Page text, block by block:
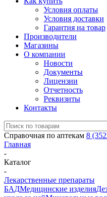
Условия оплаты
Условия доставки
Гарантия на товар
Производители
Магазины
О компании
Новости
Документы
Лицензии
Отчетность
Реквизиты
Контакты
Справочная по аптекам 8
Главная
-
Каталог
-
Лекарственные препараты
БАДМедицинские изделия